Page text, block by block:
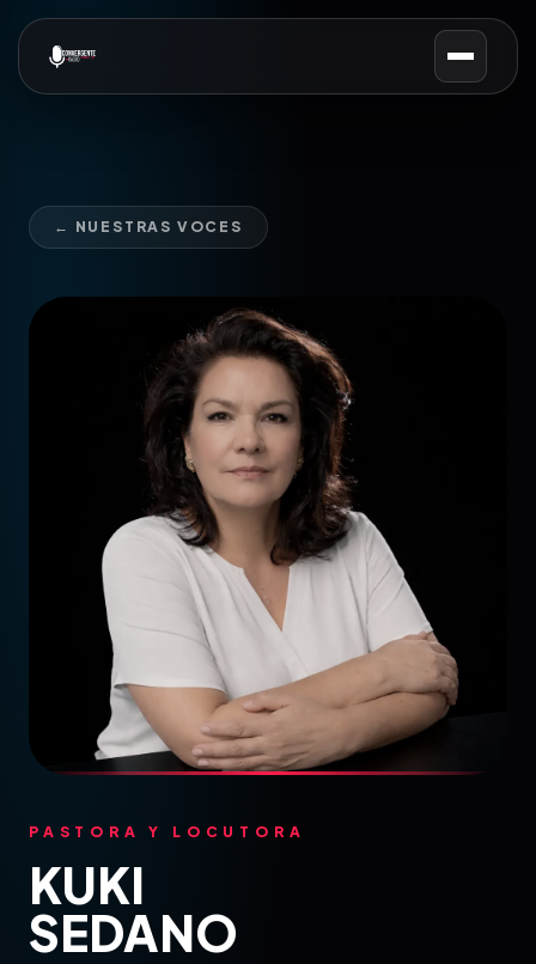
← NUESTRAS VOCES
PASTORA Y LOCUTORA
KUKI
SEDANO